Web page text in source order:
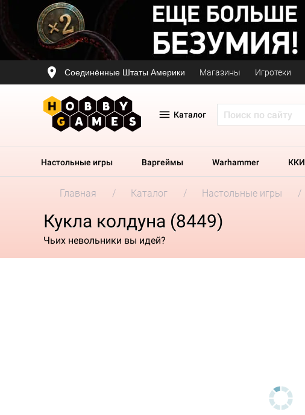
Соединённые Штаты Америки Магазины Игротеки
Каталог
Настольные игры Варгеймы Warhammer ККИ
Главная Каталог Настольные игры
Кукла колдуна (8449)
Чьих невольники вы идей?